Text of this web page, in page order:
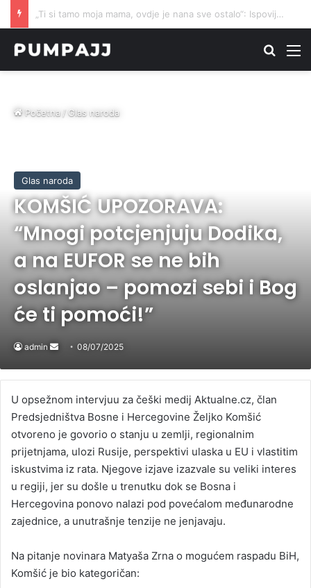
RODITELJIMA SU REKLI DA NJIHOV SIN MOŽDA NEĆE DOŽIVJETI DESETU: Danas njegova životna priča ulijeva nadu mnogima..
Traži
Početna/Glas naroda
Glas naroda
KOMŠIĆ UPOZORAVA:
“Mnogi potcjenjuju Dodika,
a na EUFOR se ne bih
oslanjao – pomozi sebi i Bog
će ti pomoći!”
admin
Send
email
08/07/2025
U opsežnom intervjuu za češki medij Aktualne.cz, član
Predsjedništva Bosne i Hercegovine Željko Komšić
otvoreno je govorio o stanju u zemlji, regionalnim
prijetnjama, ulozi Rusije, perspektivi ulaska u EU i vlastitim
iskustvima iz rata. Njegove izjave izazvale su veliki interes
u regiji, jer su došle u trenutku dok se Bosna i
Hercegovina ponovo nalazi pod povećalom međunarodne
zajednice, a unutrašnje tenzije ne jenjavaju.
Na pitanje novinara Matyaša Zrna o mogućem raspadu BiH,
Komšić je bio kategoričan: